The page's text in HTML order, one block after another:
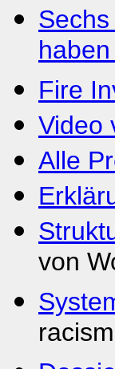
Fire
Video
Alle
von